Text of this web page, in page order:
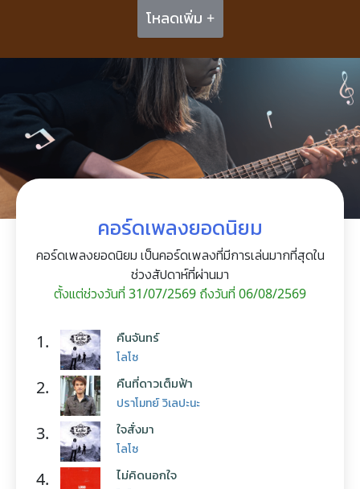
โหลดเพิ่ม +
คอร์ดเพลงยอดนิยม
คอร์ดเพลงยอดนิยม เป็นคอร์ดเพลงที่มีการเล่นมากที่สุดใน
ช่วงสัปดาห์ที่ผ่านมา
ตั้งแต่ช่วงวันที่ 31/07/2569 ถึงวันที่ 06/08/2569
1. คืนจันทร์
โลโซ
2. คืนที่ดาวเต็มฟ้า
ปราโมทย์ วิเลปะนะ
3. ใจสั่งมา
โลโซ
4. ไม่คิดนอกใจ